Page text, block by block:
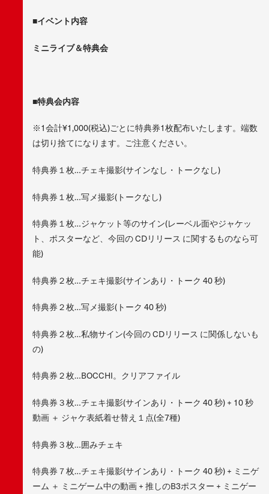
■イベント内容
ミニライブ＆特典会
■特典会内容
※1会計¥1,000(税込)ごとに特典券1枚配布いたします。端数
は切り捨てになります。ご注意ください。
特典券１枚…チェキ撮影(サインなし・トークなし)
特典券１枚…写メ撮影(トークなし)
特典券１枚…ジャケット等のサイン(レーベル面やジャケッ
ト、ポスターなど、今回の CDリリース に関するものなら可
能)
特典券２枚…チェキ撮影(サインあり・トーク 40 秒)
特典券２枚…写メ撮影(トーク 40 秒)
特典券２枚…私物サイン(今回の CDリリース に関係しないも
の)
特典券２枚…BOCCHI。クリアファイル
特典券３枚…チェキ撮影(サインあり・トーク 40 秒) + 10 秒
動画 ＋ ジャケ表紙着せ替え１点(全7種)
特典券３枚…囲みチェキ
特典券７枚…チェキ撮影(サインあり・トーク 40 秒) + ミニゲ
ーム ＋ ミニゲーム中の動画 + 推しのB3ポスター + ミニゲー